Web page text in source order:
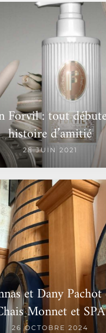
Forvil : tout
histoire d’amitié
28 JUIN 2021
et Dany Pachot
Monnet et SPA
26 OCTOBRE 2024